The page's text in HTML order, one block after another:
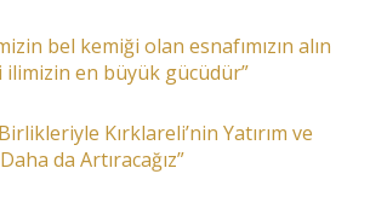
bel kemiği olan esnafımızın alın
en büyük gücüdür”
Kırklareli’nin Yatırım ve
da Artıracağız”